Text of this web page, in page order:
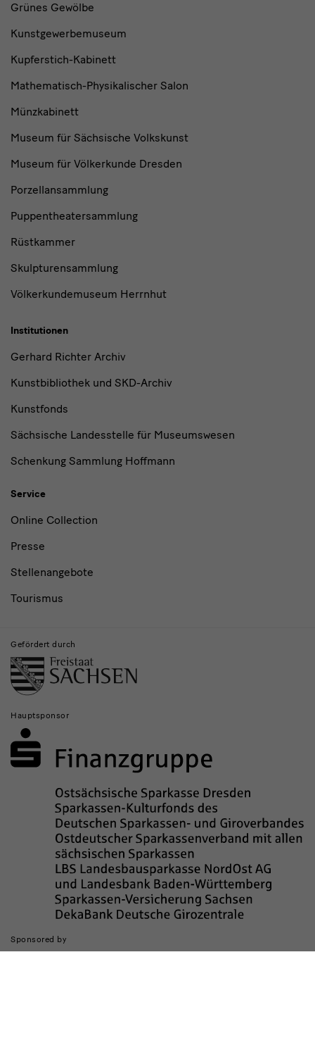
Grünes Gewölbe
Kunstgewerbemuseum
Kupferstich-Kabinett
Mathematisch-Physikalischer Salon
Münzkabinett
Museum für Sächsische Volkskunst
Museum für Völkerkunde Dresden
Porzellansammlung
Puppentheatersammlung
Rüstkammer
Skulpturensammlung
Völkerkundemuseum Herrnhut
Institutionen
Gerhard Richter Archiv
Kunstbibliothek und SKD-Archiv
Kunstfonds
Sächsische Landesstelle für Museumswesen
Schenkung Sammlung Hoffmann
Service
Online Collection
Presse
Stellenangebote
Tourismus
Gefördert durch
Hauptsponsor
Sponsored by